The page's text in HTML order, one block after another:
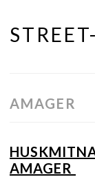
Skip
AMAGER
AMAGER